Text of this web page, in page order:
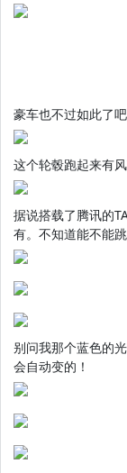
豪车也不过如此了吧
这个轮毂跑起来有
据说搭载了腾讯的
有。不知道能不能
别问我那个蓝色的
会自动变的！